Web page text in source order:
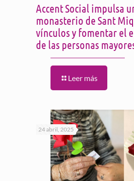
Accent Social impulsa
monasterio de Sant
vínculos y fomentar el
de las personas
Leer más
24 abril, 2025